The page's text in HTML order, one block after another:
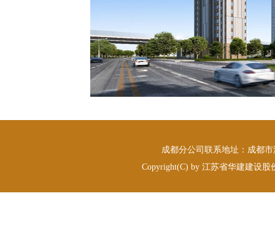
成都分公司联系地址：成都
Copyright(C) by 江苏省华建建设